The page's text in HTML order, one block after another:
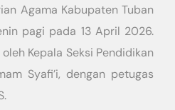
Agama Kabupaten Tuban
pagi pada 13 April 2026.
Kepala Seksi Pendidikan
Syafi’i, dengan petugas